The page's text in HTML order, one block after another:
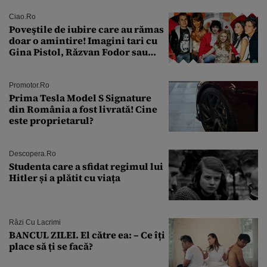
Ciao.ro
Poveştile de iubire care au rămas
doar o amintire! Imagini tari cu
Gina Pistol, Răzvan Fodor sau
Promotor.ro
Prima Tesla Model S Signature
din România a fost livrată! Cine
este proprietarul?
Descopera.ro
Studenta care a sfidat regimul lui
Hitler și a plătit cu viața
Râzi Cu Lacrimi
BANCUL ZILEI. El către ea: – Ce îți
place să ți se facă?